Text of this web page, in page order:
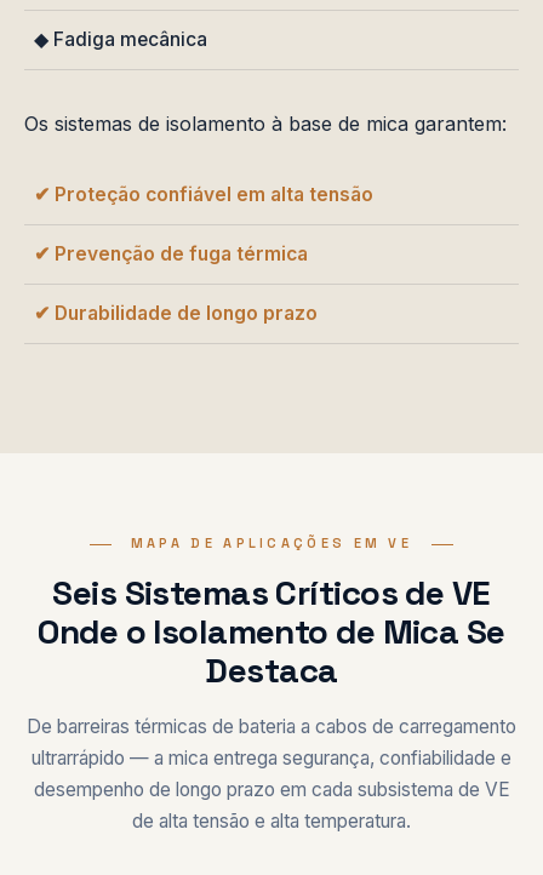
◆ Fadiga mecânica
Os sistemas de isolamento à base de mica garantem:
✔ Proteção confiável em alta tensão
✔ Prevenção de fuga térmica
✔ Durabilidade de longo prazo
MAPA DE APLICAÇÕES EM VE
Seis Sistemas Críticos de VE
Onde o Isolamento de Mica Se
Destaca
De barreiras térmicas de bateria a cabos de carregamento
ultrarrápido — a mica entrega segurança, confiabilidade e
desempenho de longo prazo em cada subsistema de VE
de alta tensão e alta temperatura.